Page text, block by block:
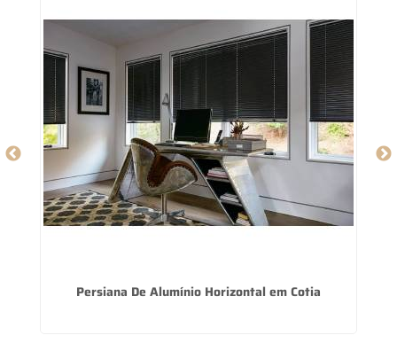
Persiana De Alumínio Horizontal em Cotia